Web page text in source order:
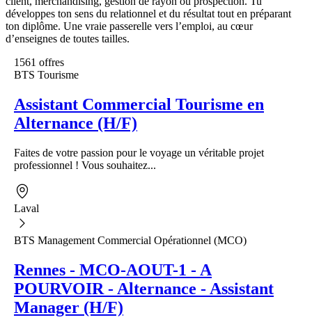
développes ton sens du relationnel et du résultat tout en préparant
ton diplôme. Une vraie passerelle vers l’emploi, au cœur
d’enseignes de toutes tailles.
1561 offres
BTS Tourisme
Assistant Commercial Tourisme en
Alternance (H/F)
Faites de votre passion pour le voyage un véritable projet
professionnel ! Vous souhaitez...
Laval
BTS Management Commercial Opérationnel (MCO)
Rennes - MCO-AOUT-1 - A
POURVOIR - Alternance - Assistant
Manager (H/F)